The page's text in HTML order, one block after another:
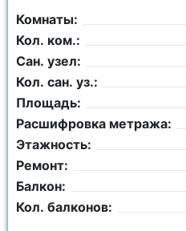
Комнаты:
Кол. ком.:
Сан. узел:
Кол. сан. уз.:
Площадь:
Расшифровка метража:
Этажность:
Ремонт:
Балкон:
Кол. балконов: